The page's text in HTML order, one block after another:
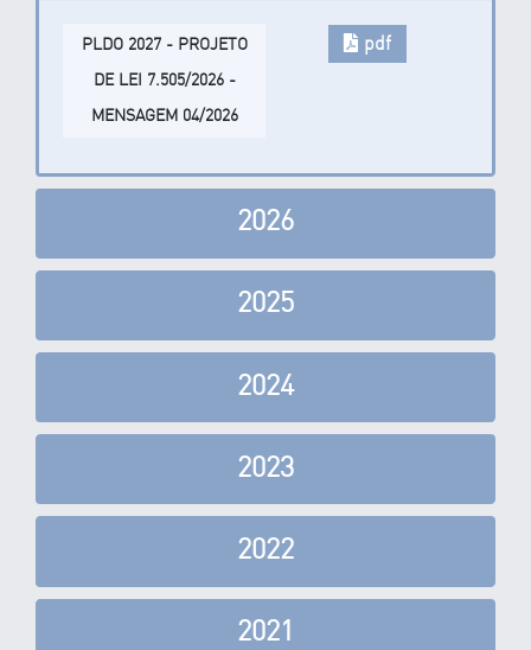
PLDO 2027 - PROJETO
DE LEI 7.505/2026 -
MENSAGEM 04/2026
pdf
2026
2025
2024
2023
2022
2021